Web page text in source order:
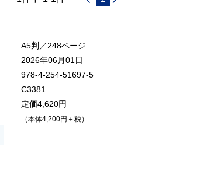
A5判／248ページ
2026年06月01日
978-4-254-51697-5
C3381
定価4,620円
（本体4,200円＋税）